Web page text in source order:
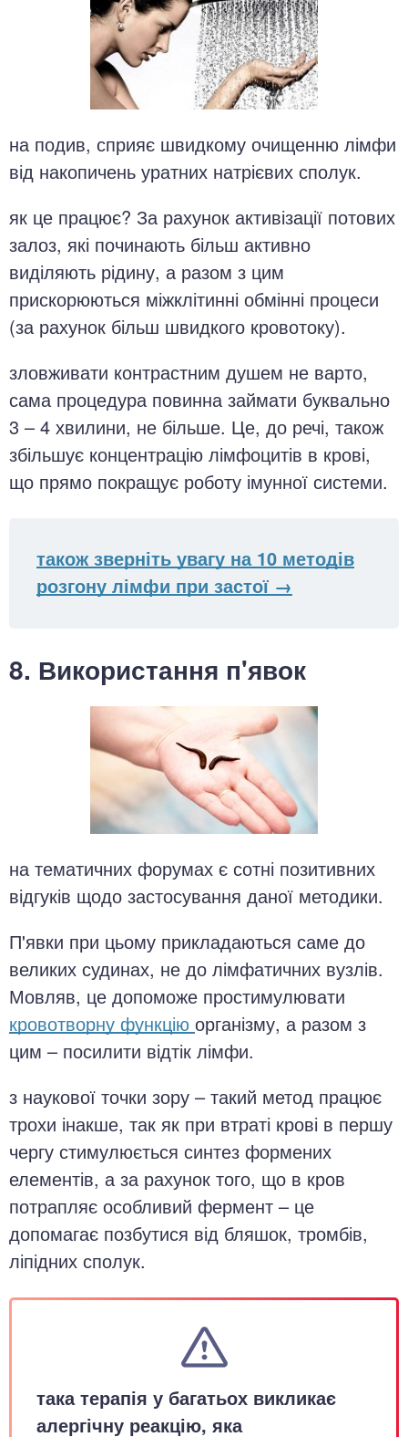
на подив, сприяє швидкому очищенню лімфи
від накопичень уратних натрієвих сполук.
як це працює? За рахунок активізації потових
залоз, які починають більш активно
виділяють рідину, а разом з цим
прискорюються міжклітинні обмінні процеси
(за рахунок більш швидкого кровотоку).
зловживати контрастним душем не варто,
сама процедура повинна займати буквально
3 – 4 хвилини, не більше. Це, до речі, також
збільшує концентрацію лімфоцитів в крові,
що прямо покращує роботу імунної системи.
також зверніть увагу на 10 методів
розгону лімфи при застої →
8. Використання п'явок
на тематичних форумах є сотні позитивних
відгуків щодо застосування даної методики.
П'явки при цьому прикладаються саме до
великих судинах, не до лімфатичних вузлів.
Мовляв, це допоможе простимулювати
кровотворну функцію організму, а разом з
цим – посилити відтік лімфи.
з наукової точки зору – такий метод працює
трохи інакше, так як при втраті крові в першу
чергу стимулюється синтез формених
елементів, а за рахунок того, що в кров
потрапляє особливий фермент – це
допомагає позбутися від бляшок, тромбів,
ліпідних сполук.
така терапія у багатьох викликає
алергічну реакцію, яка